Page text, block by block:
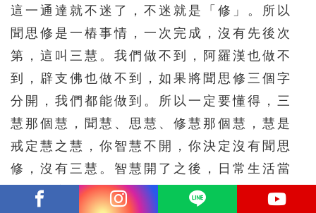
這一通達就不迷了，不迷就是「修」。所以
聞思修是一樁事情，一次完成，沒有先後次
第，這叫三慧。我們做不到，阿羅漢也做不
到，辟支佛也做不到，如果將聞思修三個字
分開，我們都能做到。所以一定要懂得，三
慧那個慧，聞慧、思慧、修慧那個慧，慧是
戒定慧之慧，你智慧不開，你決定沒有聞思
修，沒有三慧。智慧開了之後，日常生活當
中，起心動念，處事待人接物，三慧現前。